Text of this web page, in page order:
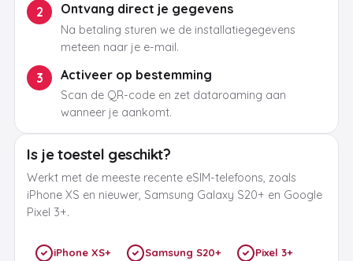
2 Ontvang direct je gegevens
Na betaling sturen we de installatiegegevens
meteen naar je e-mail.
3 Activeer op bestemming
Scan de QR-code en zet dataroaming aan
wanneer je aankomt.
Is je toestel geschikt?
Werkt met de meeste recente eSIM-telefoons, zoals
iPhone XS en nieuwer, Samsung Galaxy S20+ en Google
Pixel 3+.
iPhone XS+ Samsung S20+ Pixel 3+